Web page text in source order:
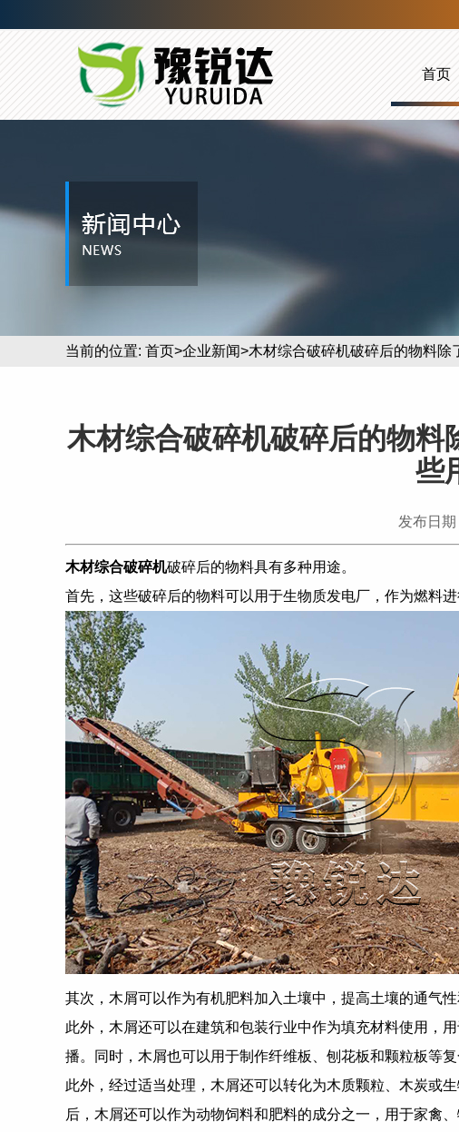
首页
当前的位置: 首页>企业新闻>木材综合破碎机破碎后的物料除
木材综合破碎机破碎后的物
些
发布日
木材综合破碎机破碎后的物料具有多种用途。
首先，这些破碎后的物料可以用于生物质发电厂，作为燃料进
其次，木屑可以作为有机肥料加入土壤中，提高土壤的通气性
此外，木屑还可以在建筑和包装行业中作为填充材料使用，
播。同时，木屑也可以用于制作纤维板、刨花板和颗粒板等
此外，经过适当处理，木屑还可以转化为木质颗粒、木炭或
后，木屑还可以作为动物饲料和肥料的成分之一，用于家禽